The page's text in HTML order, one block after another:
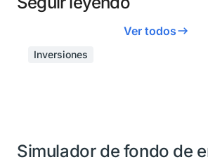
Ver todos
Inversiones
Simulador de fondo de